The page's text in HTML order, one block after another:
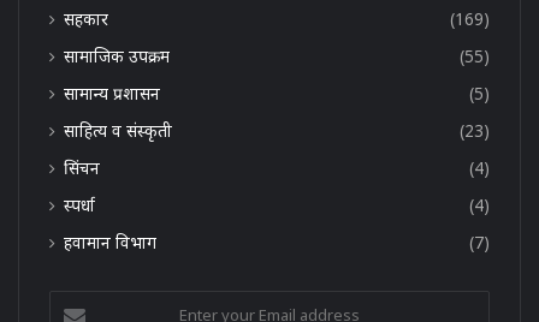
सहकार
(169)
सामाजिक उपक्रम
(55)
सामान्य प्रशासन
(5)
साहित्य व संस्कृती
(23)
सिंचन
(4)
स्पर्धा
(4)
हवामान विभाग
(7)